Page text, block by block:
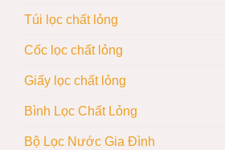
Túi lọc chất lỏng
Cốc lọc chất lỏng
Giấy lọc chất lỏng
Bình Lọc Chất Lỏng
Bộ Lọc Nước Gia Đình